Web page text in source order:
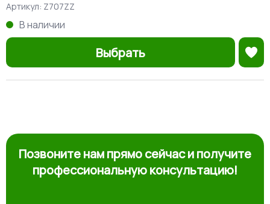
Артикул: Z707ZZ
Выбрать
В наличии
Позвоните нам прямо сейчас и получите
профессиональную консультацию!